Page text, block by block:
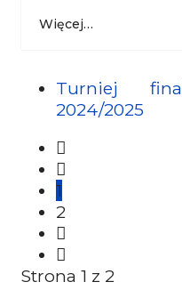
Więcej…
Turniej
2024/2025
1
2
Strona 1 z 2